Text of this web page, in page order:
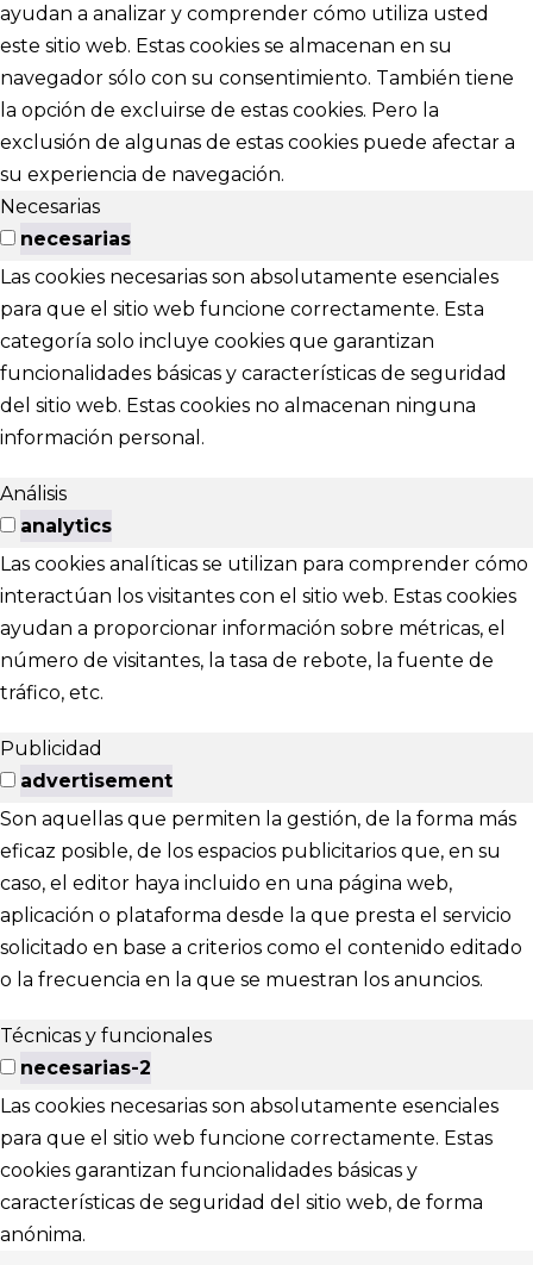
ayudan a analizar y comprender cómo utiliza usted
este sitio web. Estas cookies se almacenan en su
navegador sólo con su consentimiento. También tiene
la opción de excluirse de estas cookies. Pero la
exclusión de algunas de estas cookies puede afectar a
su experiencia de navegación.
Necesarias
necesarias
Las cookies necesarias son absolutamente esenciales
para que el sitio web funcione correctamente. Esta
categoría solo incluye cookies que garantizan
funcionalidades básicas y características de seguridad
del sitio web. Estas cookies no almacenan ninguna
información personal.
Análisis
analytics
Las cookies analíticas se utilizan para comprender cómo
interactúan los visitantes con el sitio web. Estas cookies
ayudan a proporcionar información sobre métricas, el
número de visitantes, la tasa de rebote, la fuente de
tráfico, etc.
Publicidad
advertisement
Son aquellas que permiten la gestión, de la forma más
eficaz posible, de los espacios publicitarios que, en su
caso, el editor haya incluido en una página web,
aplicación o plataforma desde la que presta el servicio
solicitado en base a criterios como el contenido editado
o la frecuencia en la que se muestran los anuncios.
Técnicas y funcionales
necesarias-2
Las cookies necesarias son absolutamente esenciales
para que el sitio web funcione correctamente. Estas
cookies garantizan funcionalidades básicas y
características de seguridad del sitio web, de forma
anónima.